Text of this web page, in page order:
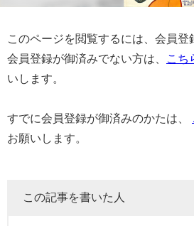
このページを閲覧するには、会員登
会員登録が御済みでない方は、
こち
いします。
すでに会員登録が御済みのかたは、
お願いします。
この記事を書いた人